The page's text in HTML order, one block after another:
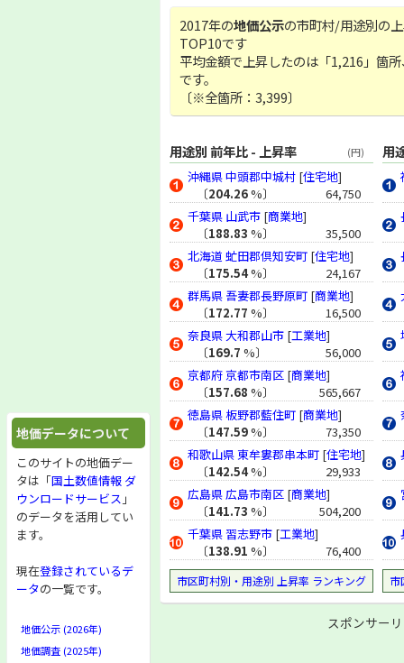
2017年の地価公示の市町村/用途別の
TOP10です
平均金額で上昇したのは「1,216」箇
です。
〔※全箇所：3,399〕
用途別 前年比 - 上昇率 (円)
沖縄県中頭郡中城村 [住宅地]
〔204.26%〕
64,750
千葉県 山武市 [商業地]
〔188.83 %〕
35,500
北海道 虻田郡倶知安町 [住宅地]
〔175.54%〕
24,167
群馬県 吾妻郡長野原町 [商業地]
〔172.77 %〕
16,500
奈良県大和郡山市 [工業地]
〔169.7 %〕
56,000
京都府 京都市南区 [商業地]
〔157.68 %〕
565,667
徳島県板野郡藍住町 [商業地]
〔147.59%〕
73,350
和歌山県 東牟婁郡串本町 [住宅地]
〔142.54%〕
29,933
広島県広島市南区 [商業地]
〔141.73 %〕
504,200
千葉県 習志野市 [工業地]
〔138.91 %〕 76,400
市区町村別・用途別 上昇率 ランキング
用
市
スポンサー
地価データについて
このサイトの地価デー
タは「国土数値情報 ダ
ウンロードサービス 」
のデータを活用してい
ます。
現在登録されているデ
ータの一覧です。
地価公示 (2026年)
地価調査 (2025年)